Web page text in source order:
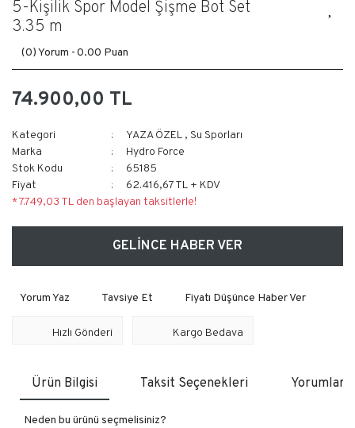
5-Kişilik Spor Model Şişme Bot Set
3.35 m
(0) Yorum -0.00 Puan
74.900,00 TL
Kategori YAZA ÖZEL , Su Sporları
Marka
Hydro Force
Stok Kodu
65185
Fiyat
62.416,67 TL + KDV
* 7.749,03 TL den başlayan taksitlerle!
GELİNCE HABER VER
Yorum Yaz Tavsiye Et Fiyatı Düşünce Haber Ver
Hızlı Gönderi Kargo Bedava
Ürün Bilgisi Taksit Seçenekleri Yorumlar
Neden bu ürünü seçmelisiniz?